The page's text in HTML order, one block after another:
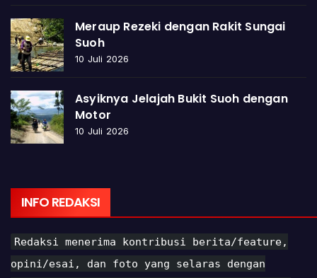
Meraup Rezeki dengan Rakit Sungai
Suoh
10 Juli 2026
Asyiknya Jelajah Bukit Suoh dengan
Motor
10 Juli 2026
INFO REDAKSI
Redaksi menerima kontribusi berita/feature,
opini/esai, dan foto yang selaras dengan